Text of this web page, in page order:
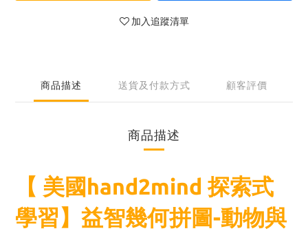
加入追蹤清單
商品描述 送貨及付款方式 顧客評價
商品描述
【 美國hand2mind 探索式
學習】益智幾何拼圖-動物與